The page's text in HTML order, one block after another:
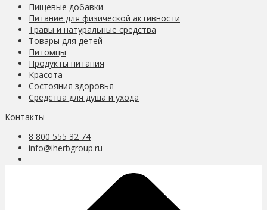
Пищевые добавки
Питание для физической активности
Травы и натуральные средства
Товары для детей
Питомцы
Продукты питания
Красота
Состояния здоровья
Средства для душа и ухода
Контакты
8 800 555 32 74
info@iherbgroup.ru